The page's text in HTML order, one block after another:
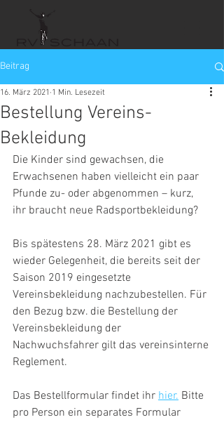
Beitrag
Bestellung Vereins-
Bekleidung
16. März 2021 1 Min. Lesezeit
Die Kinder sind gewachsen, die
Erwachsenen haben vielleicht ein paar
Pfunde zu- oder abgenommen – kurz,
ihr braucht neue Radsportbekleidung?
Bis spätestens 28. März 2021 gibt es
wieder Gelegenheit, die bereits seit der
Saison 2019 eingesetzte
Vereinsbekleidung nachzubestellen. Für
den Bezug bzw. die Bestellung der
Vereinsbekleidung der
Nachwuchsfahrer gilt das vereinsinterne
Reglement.
Das Bestellformular findet ihr hier. Bitte
pro Person ein separates Formular